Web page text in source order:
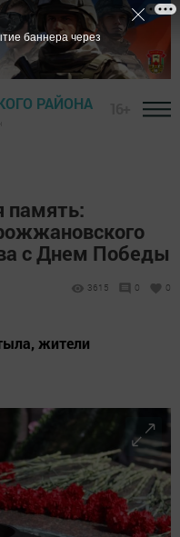
РАЙОНА
память:
с Днем Победы
3615 0 0
жители
баннера через